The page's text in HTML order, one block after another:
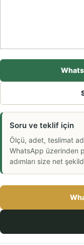
Soru ve teklif için
Ölçü, adet, teslimat
WhatsApp üzerinden
adımları size net